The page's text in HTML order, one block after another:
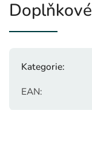
Kategorie:
EAN: